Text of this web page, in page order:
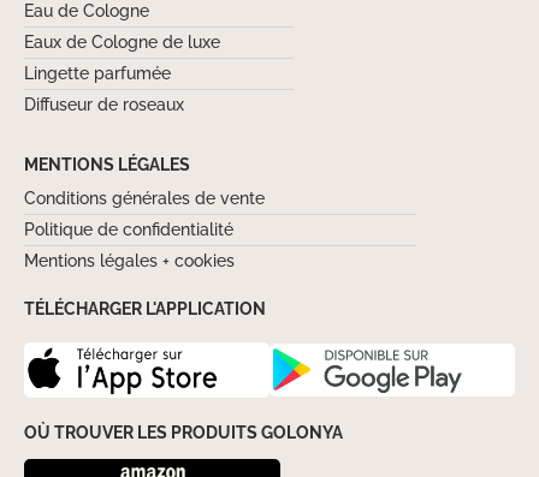
Eau de Cologne
Eaux de Cologne de luxe
Lingette parfumée
Diffuseur de roseaux
MENTIONS LÉGALES
Conditions générales de vente
Politique de confidentialité
Mentions légales + cookies
TÉLÉCHARGER L'APPLICATION
OÙ TROUVER LES PRODUITS GOLONYA